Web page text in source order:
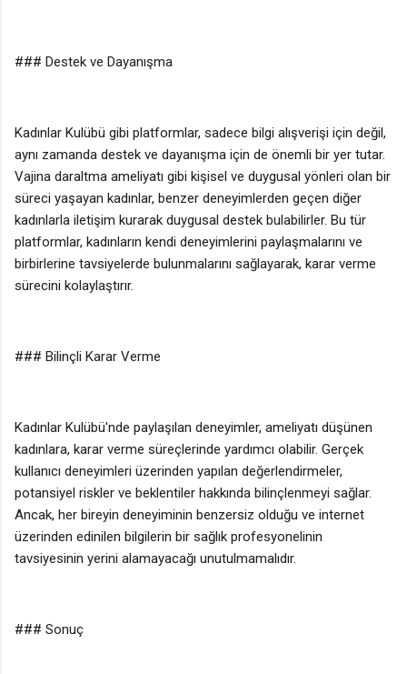
### Destek ve Dayanışma
Kadınlar Kulübü gibi platformlar, sadece bilgi alışverişi için değil,
aynı zamanda destek ve dayanışma için de önemli bir yer tutar.
Vajina daraltma ameliyatı gibi kişisel ve duygusal yönleri olan bir
süreci yaşayan kadınlar, benzer deneyimlerden geçen diğer
kadınlarla iletişim kurarak duygusal destek bulabilirler. Bu tür
platformlar, kadınların kendi deneyimlerini paylaşmalarını ve
birbirlerine tavsiyelerde bulunmalarını sağlayarak, karar verme
sürecini kolaylaştırır.
### Bilinçli Karar Verme
Kadınlar Kulübü'nde paylaşılan deneyimler, ameliyatı düşünen
kadınlara, karar verme süreçlerinde yardımcı olabilir. Gerçek
kullanıcı deneyimleri üzerinden yapılan değerlendirmeler,
potansiyel riskler ve beklentiler hakkında bilinçlenmeyi sağlar.
Ancak, her bireyin deneyiminin benzersiz olduğu ve internet
üzerinden edinilen bilgilerin bir sağlık profesyonelinin
tavsiyesinin yerini alamayacağı unutulmamalıdır.
### Sonuç